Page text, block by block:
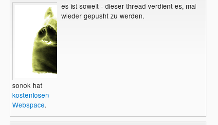
sonok hat
kostenlosen
Webspace.
es ist soweit - dieser thread verdient es, mal
wieder gepusht zu werden.